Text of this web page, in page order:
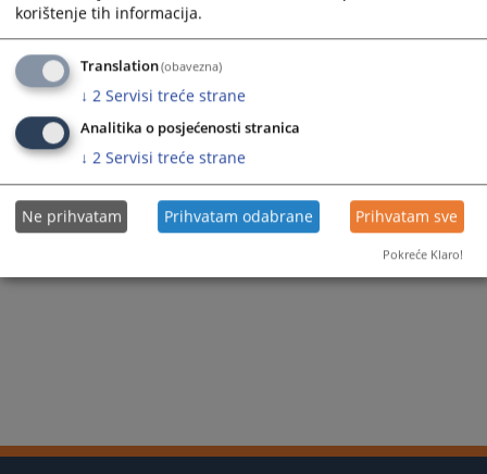
korištenje tih informacija.
Translation(obavezna)
↓ 2 Servisi treće strane
Analitika o posjećenosti stranica
↓ 2 Servisi treće strane
Ne prihvatam Prihvatam odabrane Prihvatam sve
Pokreće Klaro!